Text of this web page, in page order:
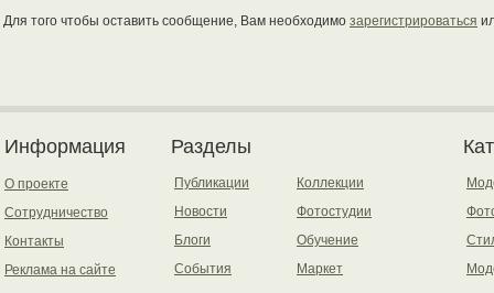
Для того чтобы оставить сообщение, Вам необходимо зарегистрироваться
Информация
О проекте
Сотрудничество
Контакты
Реклама на сайте
Разделы
Публикации
Новости
Блоги
События
Коллекции
Фотостудии
Обучение
Маркет